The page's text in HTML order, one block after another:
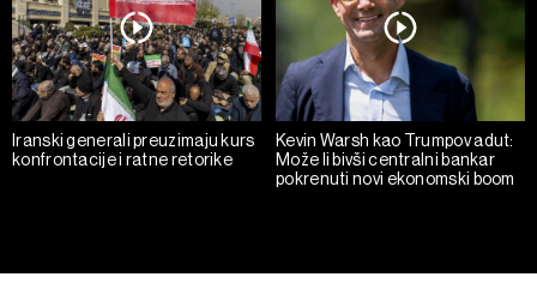
Iranski generali preuzimaju kurs
konfrontacije i ratne retorike
Kevin Warsh kao Trumpov adut:
Može li bivši centralni bankar
pokrenuti novi ekonomski boom